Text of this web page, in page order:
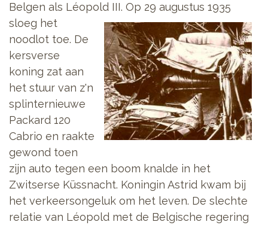
Belgen als Léopold III. Op 29 augustus 1935
sloeg het
noodlot toe. De
kersverse
koning zat aan
het stuur van z'n
splinternieuwe
Packard 120
Cabrio en raakte
gewond toen
zijn auto tegen een boom knalde in het
Zwitserse Küssnacht. Koningin Astrid kwam bij
het verkeersongeluk om het leven. De slechte
relatie van Léopold met de Belgische regering